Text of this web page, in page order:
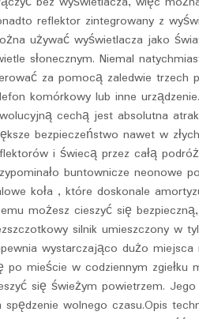
reflektor zintegrowany z
używać wyświetlacza jako
słonecznym. Niemal
za pomocą zaledwie trzech
komórkowy lub inne
cechą jest absolutna
bezpieczeństwo nawet w
i świecą przez całą
buntownicze neonowe
koła , które doskonale
możesz cieszyć się
silnik umieszczony w
wystarczająco dużo
po mieście w codziennym
się świeżym powietrzem.
spędzenie wolnego czasu.Opis